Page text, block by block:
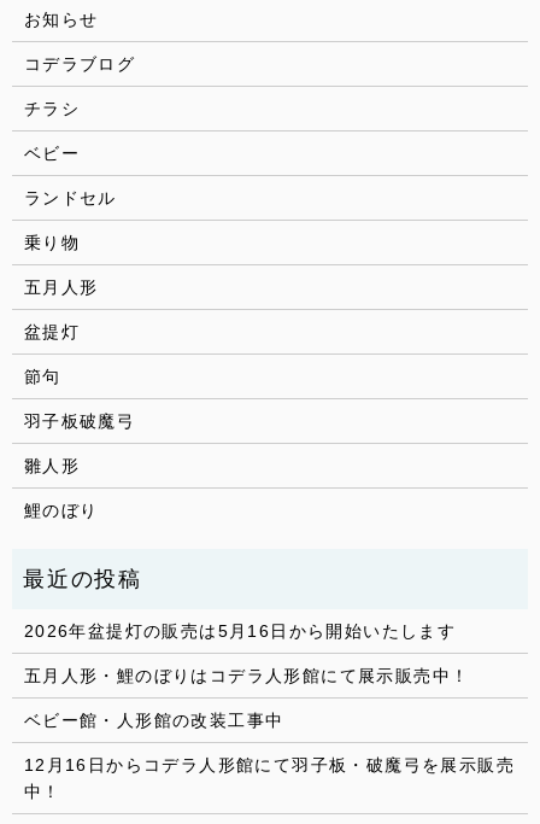
お知らせ
コデラブログ
チラシ
ベビー
ランドセル
乗り物
五月人形
盆提灯
節句
羽子板破魔弓
雛人形
鯉のぼり
2026年盆提灯の販売は5月16日から開始いたします
五月人形・鯉のぼりはコデラ人形館にて展示販売中！
ベビー館・人形館の改装工事中
12月16日からコデラ人形館にて羽子板・破魔弓を展示販売
中！